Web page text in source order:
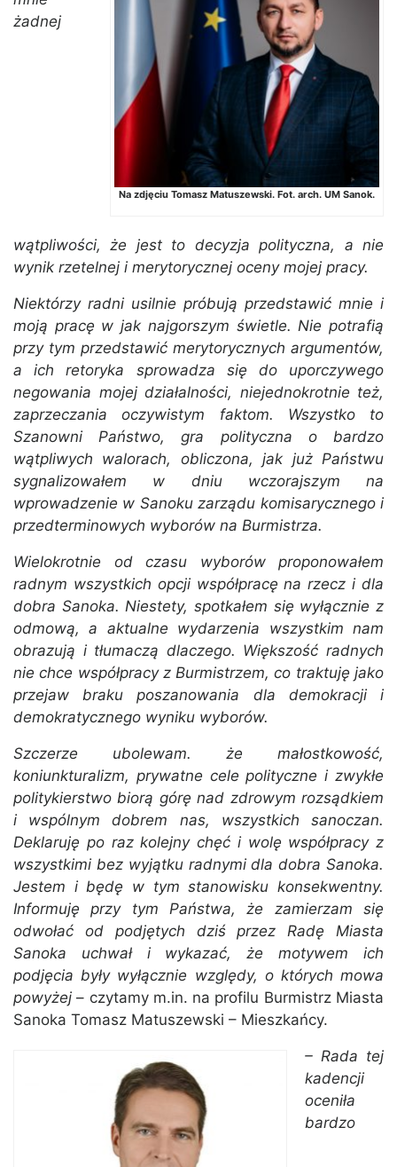
Na zdjęciu Tomasz Matuszewski. Fot. arch. UM Sanok.
żadnej
wątpliwości, że jest to decyzja polityczna, a nie
wynik rzetelnej i merytorycznej oceny mojej pracy.
Niektórzy radni usilnie próbują przedstawić mnie i
moją pracę w jak najgorszym świetle. Nie potrafią
przy tym przedstawić merytorycznych argumentów,
a ich retoryka sprowadza się do uporczywego
negowania mojej działalności, niejednokrotnie też,
zaprzeczania oczywistym faktom. Wszystko to
Szanowni Państwo, gra polityczna o bardzo
wątpliwych walorach, obliczona, jak już Państwu
sygnalizowałem w dniu wczorajszym na
wprowadzenie w Sanoku zarządu komisarycznego i
przedterminowych wyborów na Burmistrza.
Wielokrotnie od czasu wyborów proponowałem
radnym wszystkich opcji współpracę na rzecz i dla
dobra Sanoka. Niestety, spotkałem się wyłącznie z
odmową, a aktualne wydarzenia wszystkim nam
obrazują i tłumaczą dlaczego. Większość radnych
nie chce współpracy z Burmistrzem, co traktuję jako
przejaw braku poszanowania dla demokracji i
demokratycznego wyniku wyborów.
Szczerze ubolewam. że małostkowość,
koniunkturalizm, prywatne cele polityczne i zwykłe
politykierstwo biorą górę nad zdrowym rozsądkiem
i wspólnym dobrem nas, wszystkich sanoczan.
Deklaruję po raz kolejny chęć i wolę współpracy z
wszystkimi bez wyjątku radnymi dla dobra Sanoka.
Jestem i będę w tym stanowisku konsekwentny.
Informuję przy tym Państwa, że zamierzam się
odwołać od podjętych dziś przez Radę Miasta
Sanoka uchwał i wykazać, że motywem ich
podjęcia były wyłącznie względy, o których mowa
powyżej – czytamy m.in. na profilu Burmistrz Miasta
Sanoka Tomasz Matuszewski – Mieszkańcy.
– Rada tej
kadencji
oceniła
bardzo